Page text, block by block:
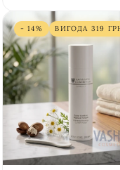
- 14% ВИГОДА 319